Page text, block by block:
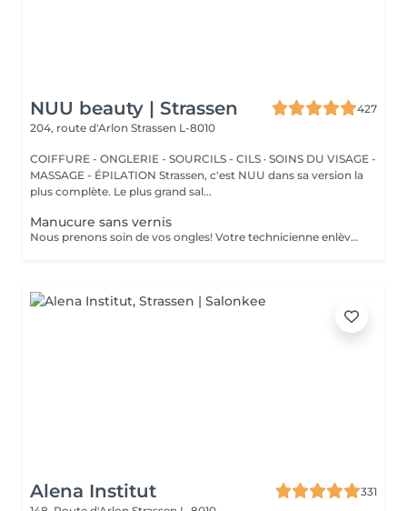
NUU beauty | Strassen
427
204, route d'Arlon Strassen L-8010
COIFFURE - ONGLERIE - SOURCILS - CILS · SOINS DU VISAGE -
MASSAGE - ÉPILATION Strassen, c'est NUU dans sa version la
plus complète. Le plus grand sal...
Manucure sans vernis
Nous prenons soin de vos ongles! Votre technicienne enlèvera délicatement les cellules mortes, façonnera et limera vos ongles, et polira la surface extérieure pour un fini lisse et naturel. Nos experts proposent des manucures à bords, hardware ou combinées, selon vos préférences. Comment se fait une manucure sans vernis? - la peau rugueuse est délicatement enlevée - la forme de la plaque de l'ongle est corrigée avec douceur - les cuticules et bords latéraux sont soigneusement traités - de l'huile nourrissante pour les cuticules et de la crème pour les mains sont appliquées pour nourrir et hydrater Limitations d'âge: recommandé à partir de 14 ans. Recommandations post-procédure: aucun soin particulier n'est nécessaire après cette procédure. Fréquence: une fois toutes les 3 semaines.
Alena Institut
331